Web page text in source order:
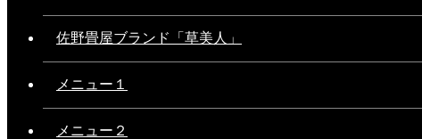
佐野畳屋ブランド「草美人」
メニュー１
メニュー２